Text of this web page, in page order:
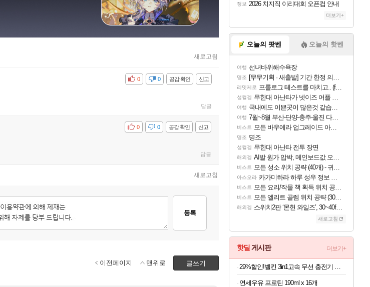
새로고침
신고
공감 확인
비공감 0
0
답글
신고
공감 확인
비공감 0
0
답글
새로고침
등록
글쓰기
이전페이지 맨위로
정보 2026 치지직 이리대회 오픈컵 안내
더보기+
오늘의 팟벤 오늘의 핫벤
여행 선녀바위해수욕장
명조 [무무기획 · 새출발] 기간 한정 의뢰 이벤트
리밋제로 프롤로그 테스트를 마치고.. (feat. 리아)
섭컬겜 무한대 아난타가 넷이즈 어플 달력에 일정 등록
여행 국내에도 이쁜곳이 많은것 같습니다
여행 7월~8월 부산-단양-충주-울진 다녀왔어요~
비스트 모든 바우에라 업그레이드 아이템 획득 위치 공략 (89개)
명조 명조
섭컬겜 무한대 아난타 전투 장면
해외겜 AI발 원가 압박, 메인보드값 오르나
비스트 모든 성소 위치 공략 (40개) - 귀환한 영혼 도전과제
아스오라 카가미하라 하루 성우 정보 및 주요 필모
비스트 모든 요리/작물 책 획득 위치 공략 (36개) - 미식가 도전과제
비스트 모든 엘리트 골렘 위치 공략 (30개) - 방랑 결투가
해외겜 스위치2판 ‘몬헌 와일즈’, 30~40fps 목표 추정
새로고침
핫딜 게시판 더보기+
연세우유 프로틴 190ml x 16개